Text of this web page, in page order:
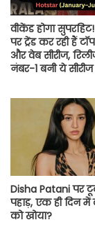
वीकेंड होगा
पर ट्रेंड कर रही हैं
और वेब सीरीज,
नंबर-1 बनी ये सीरीज
Disha Patani पर
पहाड़, एक ही दिन में
को खोया?